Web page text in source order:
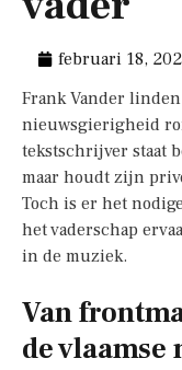
februari 18,
Frank Vander
nieuwsgierigheid
tekstschrijver staat
maar houdt zijn
Toch is er het
het vaderschap
in de muziek.
Van
de vlaamse